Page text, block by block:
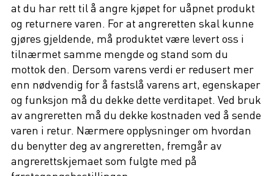
at du har rett til å angre kjøpet for uåpnet produkt
og returnere varen. For at angreretten skal kunne
gjøres gjeldende, må produktet være levert oss i
tilnærmet samme mengde og stand som du
mottok den. Dersom varens verdi er redusert mer
enn nødvendig for å fastslå varens art, egenskaper
og funksjon må du dekke dette verditapet. Ved bruk
av angreretten må du dekke kostnaden ved å sende
varen i retur. Nærmere opplysninger om hvordan
du benytter deg av angreretten, fremgår av
angrerettskjemaet som fulgte med på